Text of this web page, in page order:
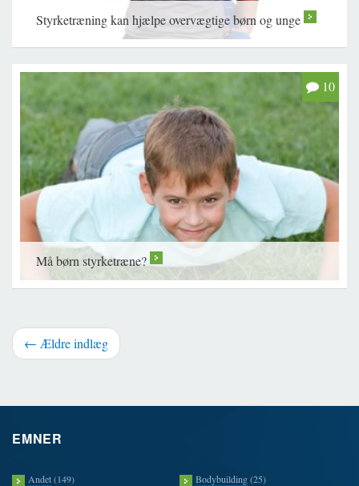
Styrketræning kan hjælpe overvægtige børn og unge
Må børn styrketræne?
>
10
← Ældre indlæg
EMNER
Andet(149) Bodybuilding(25)